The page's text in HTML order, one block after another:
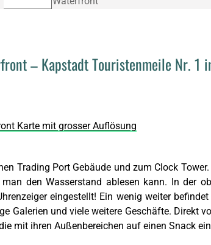
– Kapstadt Touristenmeile Nr. 1
Karte mit grosser Auflösung
Trading Port Gebäude und zum Clock
den Wasserstand ablesen kann. In der
eingestellt! Ein wenig weiter
Galerien und viele weitere Geschäfte. Direkt
mit ihren Außenbereichen auf einen Snack